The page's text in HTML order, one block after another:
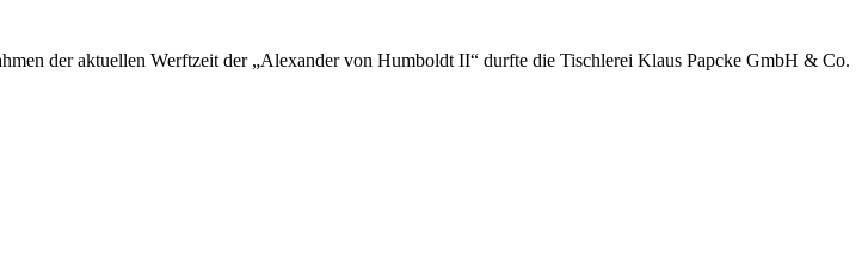
der aktuellen Werftzeit der „Alexander von Humboldt II“ durfte die Tischlerei Klaus Papcke GmbH & Co.